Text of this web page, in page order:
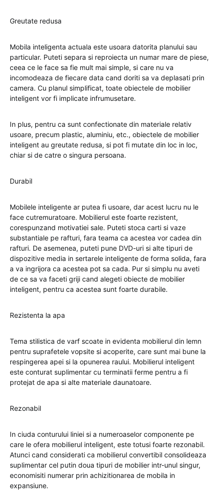
Greutate redusa
Mobila inteligenta actuala este usoara datorita planului sau
particular. Puteti separa si reproiecta un numar mare de piese,
ceea ce le face sa fie mult mai simple, si care nu va
incomodeaza de fiecare data cand doriti sa va deplasati prin
camera. Cu planul simplificat, toate obiectele de mobilier
inteligent vor fi implicate infrumusetare.
In plus, pentru ca sunt confectionate din materiale relativ
usoare, precum plastic, aluminiu, etc., obiectele de mobilier
inteligent au greutate redusa, si pot fi mutate din loc in loc,
chiar si de catre o singura persoana.
Durabil
Mobilele inteligente ar putea fi usoare, dar acest lucru nu le
face cutremuratoare. Mobilierul este foarte rezistent,
corespunzand motivatiei sale. Puteti stoca carti si vaze
substantiale pe rafturi, fara teama ca acestea vor cadea din
rafturi. De asemenea, puteti pune DVD-uri si alte tipuri de
dispozitive media in sertarele inteligente de forma solida, fara
a va ingrijora ca acestea pot sa cada. Pur si simplu nu aveti
de ce sa va faceti griji cand alegeti obiecte de mobilier
inteligent, pentru ca acestea sunt foarte durabile.
Rezistenta la apa
Tema stilistica de varf scoate in evidenta mobilierul din lemn
pentru suprafetele vopsite si acoperite, care sunt mai bune la
respingerea apei si la opunerea raului. Mobilierul inteligent
este conturat suplimentar cu terminatii ferme pentru a fi
protejat de apa si alte materiale daunatoare.
Rezonabil
In ciuda conturului liniei si a numeroaselor componente pe
care le ofera mobilierul inteligent, este totusi foarte rezonabil.
Atunci cand considerati ca mobilierul convertibil consolideaza
suplimentar cel putin doua tipuri de mobilier intr-unul singur,
economisiti numerar prin achizitionarea de mobila in
expansiune.